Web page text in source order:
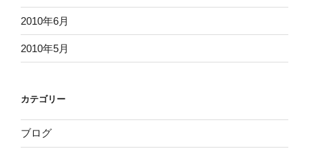
2010年6月
2010年5月
カテゴリー
ブログ